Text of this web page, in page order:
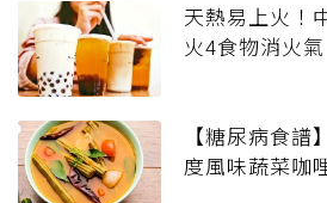
天熱易上火！
火4食物消火氣
【糖尿病食
度風味蔬菜咖